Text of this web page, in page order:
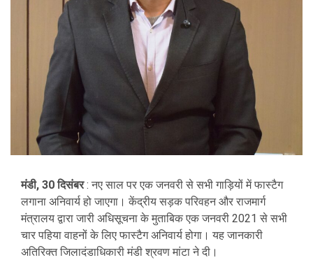
मंडी, 30 दिसंबर: नए साल पर एक जनवरी से सभी गाड़ियों में फास्टैग
लगाना अनिवार्य हो जाएगा। केंद्रीय सड़क परिवहन और राजमार्ग
मंत्रालय द्वारा जारी अधिसूचना के मुताबिक एक जनवरी 2021 से सभी
चार पहिया वाहनों के लिए फास्टैग अनिवार्य होगा। यह जानकारी
अतिरिक्त जिलादंडाधिकारी मंडी श्रवण मांटा ने दी।